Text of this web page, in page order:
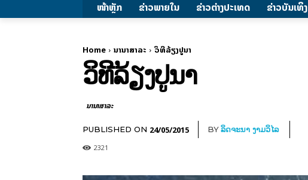
ໜ້າຫຼັກ ຂ່າວພາຍ​ໃນ ຂ່າວຕ່າງປະເທດ ​ຂ່າວບັນເທິງ
Home ນານາສາລະ ວິທີລ້ຽງປູນາ
ວິທີລ້ຽງປູນາ
ນານາສາລະ
PUBLISHED ON 24/05/2015 BYລິດຈະນາ ງາມວິໄລ
2321